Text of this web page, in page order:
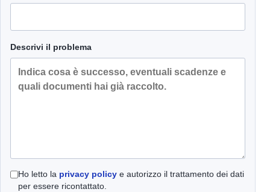
Descrivi il problema
Ho letto la privacy policye autorizzo il trattamento dei dati
per essere ricontattato.